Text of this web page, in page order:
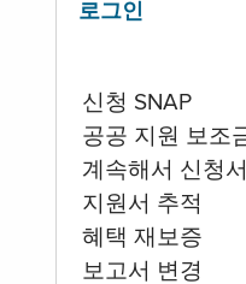
로그인
신청 SNAP
공공 지원 보조
계속해서 신청
지원서 추적
혜택 재보증
보고서 변경